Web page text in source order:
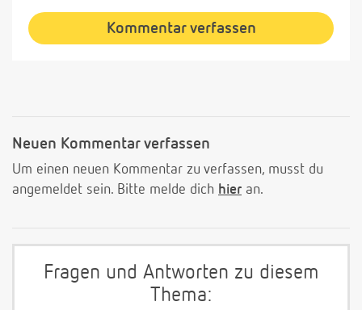
Kommentar verfassen
Neuen Kommentar verfassen
Um einen neuen Kommentar zu verfassen, musst du
angemeldet sein. Bitte melde dich hier an.
Fragen und Antworten zu diesem
Thema: